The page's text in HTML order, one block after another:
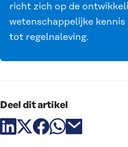
richt zich op de
wetenschappelijke
tot regelnaleving.
Deel dit artikel